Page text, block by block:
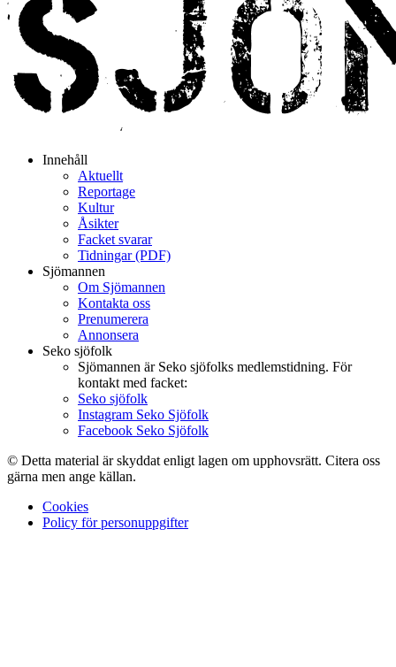
Innehåll
Aktuellt
Reportage
Kultur
Åsikter
Facket svarar
Tidningar (PDF)
Sjömannen
Om Sjömannen
Kontakta oss
Prenumerera
Annonsera
Seko sjöfolk
Sjömannen är Seko sjöfolks medlemstidning. För
kontakt med facket:
Seko sjöfolk
Instagram Seko Sjöfolk
Facebook Seko Sjöfolk
© Detta material är skyddat enligt lagen om upphovsrätt. Citera oss
gärna men ange källan.
Cookies
Policy för personuppgifter